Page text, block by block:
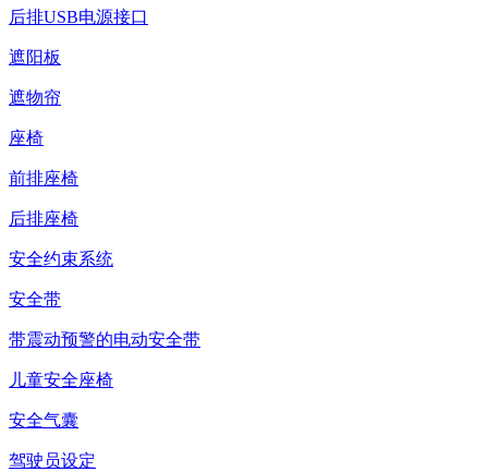
后排USB电源接口
遮阳板
遮物帘
座椅
前排座椅
后排座椅
安全约束系统
安全带
带震动预警的电动安全带
儿童安全座椅
安全气囊
驾驶员设定